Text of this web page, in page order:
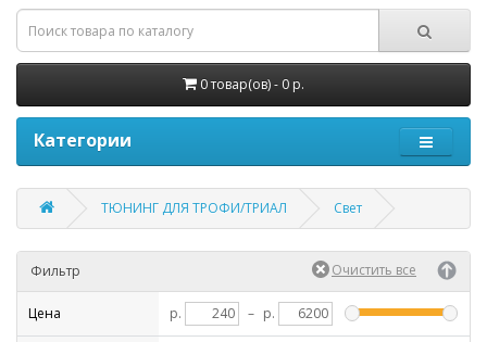
0 товар(ов) - 0 р.
Категории
ТЮНИНГ ДЛЯ ТРОФИ/ТРИАЛ Свет
Фильтр
Цена р. – р.